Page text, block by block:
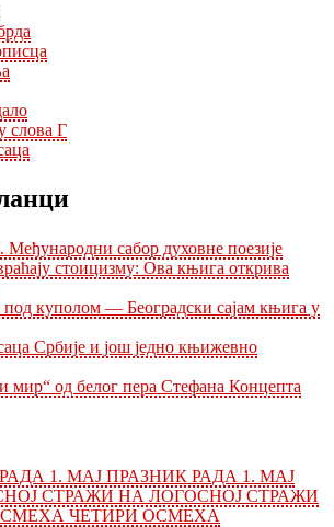
слова Г
Међународни сабор духовне поезије
стоицизму: Ова књига открива
куполом — Београдски сајам књига у
Србије и још једно књижевно
мир“ од белог пера Стефана Концепта
ПРАЗНИК РАДА 1. МАЈ
НА ЛОГОСНОЈ СТРАЖИ
ЧЕТИРИ ОСМЕХА